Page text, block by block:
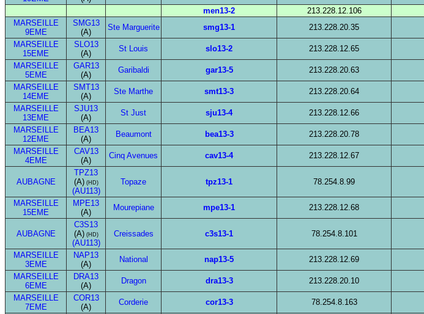
men13-2 213.228.12.106
MARSEILLE
9EME
SMG13
(A)
Ste Marguerite smg13-1 213.228.20.35
MARSEILLE
15EME
SLO13
(A)
St Louis slo13-2 213.228.12.65
MARSEILLE
5EME
GAR13
(A)
Garibaldi gar13-5 213.228.20.63
MARSEILLE
14EME
SMT13
(A)
Ste Marthe smt13-3 213.228.20.64
MARSEILLE
13EME
SJU13
(A)
St Just sju13-4 213.228.12.66
MARSEILLE
12EME
BEA13
(A)
Beaumont bea13-3 213.228.20.78
MARSEILLE
4EME
CAV13
(A)
Cinq Avenues cav13-4 213.228.12.67
AUBAGNE
TPZ13
(A)(HD)
(AU113)
Topaze tpz13-1 78.254.8.99
MARSEILLE
15EME
MPE13
(A)
Mourepiane mpe13-1 213.228.12.68
AUBAGNE
C3S13
(A)(HD)
(AU113)
Creissades c3s13-1 78.254.8.101
MARSEILLE
3EME
NAP13
(A)
National nap13-5 213.228.12.69
MARSEILLE
6EME
DRA13
(A)
Dragon dra13-3 213.228.20.10
MARSEILLE
7EME
COR13
(A)
Corderie cor13-3 78.254.8.163